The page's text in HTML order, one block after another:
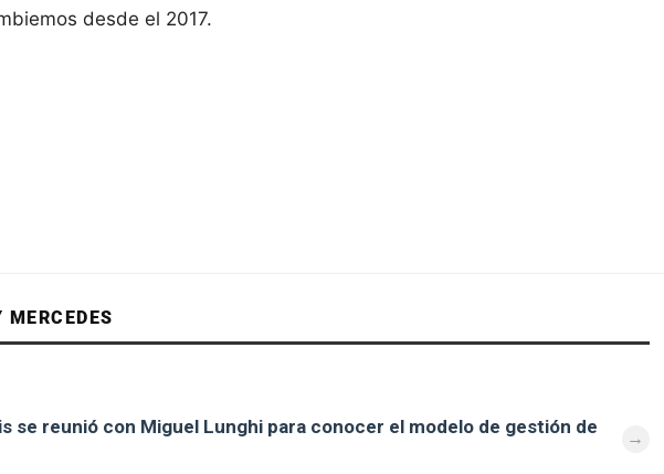
desde el 2017.
MERCEDES
se reunió con Miguel Lunghi para conocer el modelo de gestión de